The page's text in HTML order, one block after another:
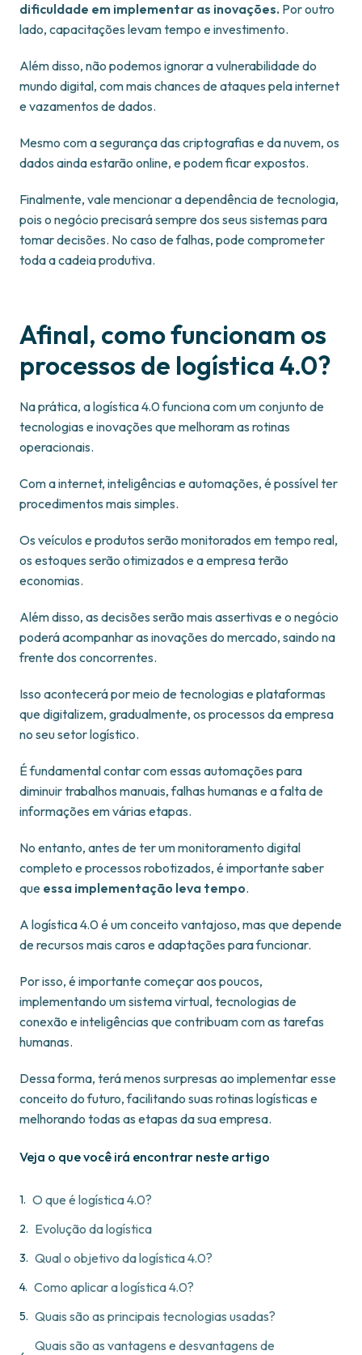
dificuldade em implementar as inovações. Por outro
lado, capacitações levam tempo e investimento.
Além disso, não podemos ignorar a vulnerabilidade do
mundo digital, com mais chances de ataques pela internet
e vazamentos de dados.
Mesmo com a segurança das criptografias e da nuvem, os
dados ainda estarão online, e podem ficar expostos.
Finalmente, vale mencionar a dependência de tecnologia,
pois o negócio precisará sempre dos seus sistemas para
tomar decisões. No caso de falhas, pode comprometer
toda a cadeia produtiva.
Afinal, como funcionam os
processos de logística 4.0?
Na prática, a logística 4.0 funciona com um conjunto de
tecnologias e inovações que melhoram as rotinas
operacionais.
Com a internet, inteligências e automações, é possível ter
procedimentos mais simples.
Os veículos e produtos serão monitorados em tempo real,
os estoques serão otimizados e a empresa terão
economias.
Além disso, as decisões serão mais assertivas e o negócio
poderá acompanhar as inovações do mercado, saindo na
frente dos concorrentes.
Isso acontecerá por meio de tecnologias e plataformas
que digitalizem, gradualmente, os processos da empresa
no seu setor logístico.
É fundamental contar com essas automações para
diminuir trabalhos manuais, falhas humanas e a falta de
informações em várias etapas.
No entanto, antes de ter um monitoramento digital
completo e processos robotizados, é importante saber
que essa implementação leva tempo.
A logística 4.0 é um conceito vantajoso, mas que depende
de recursos mais caros e adaptações para funcionar.
Por isso, é importante começar aos poucos,
implementando um sistema virtual, tecnologias de
conexão e inteligências que contribuam com as tarefas
humanas.
Dessa forma, terá menos surpresas ao implementar esse
conceito do futuro, facilitando suas rotinas logísticas e
melhorando todas as etapas da sua empresa.
Veja o que você irá encontrar neste artigo
O que é logística 4.0?
Evolução da logística
Qual o objetivo da logística 4.0?
Como aplicar a logística 4.0?
Quais são as principais tecnologias usadas?
Quais são as vantagens e desvantagens de